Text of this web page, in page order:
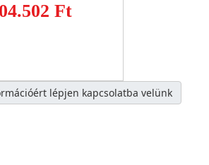
Ft
lépjen kapcsolatba velünk